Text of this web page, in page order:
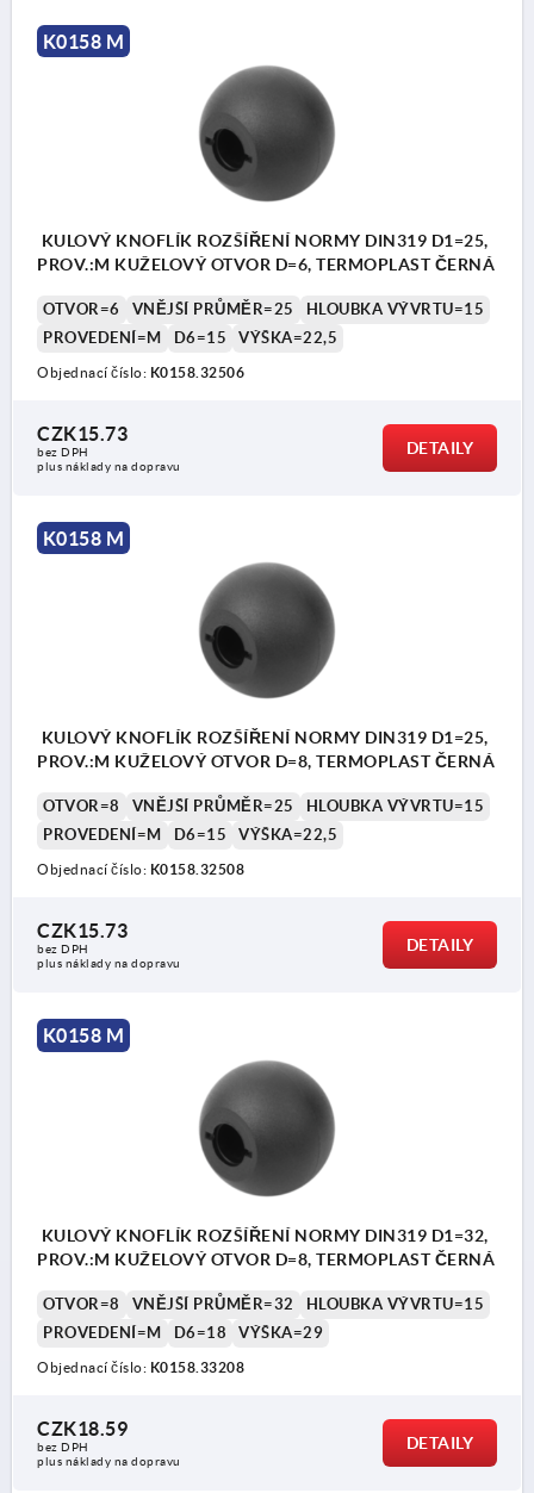
K0158 M
KULOVÝ KNOFLÍK ROZŠÍŘENÍ NORMY DIN319 D1=25,
PROV.:M KUŽELOVÝ OTVOR D=6, TERMOPLAST ČERNÁ
OTVOR=6 VNĚJŠÍ PRŮMĚR=25
HLOUBKA VÝVRTU=15
PROVEDENÍ=M
D6=15 VÝŠKA=22,5
Objednací číslo: K0158.32506
CZK15.73
bez DPH
plus náklady na dopravu
DETAILY
K0158 M
KULOVÝ KNOFLÍK ROZŠÍŘENÍ NORMY DIN319 D1=25,
PROV.:M KUŽELOVÝ OTVOR D=8, TERMOPLAST ČERNÁ
OTVOR=8 VNĚJŠÍ PRŮMĚR=25
HLOUBKA VÝVRTU=15
PROVEDENÍ=M
D6=15 VÝŠKA=22,5
Objednací číslo: K0158.32508
CZK15.73
bez DPH
plus náklady na dopravu
DETAILY
K0158 M
KULOVÝ KNOFLÍK ROZŠÍŘENÍ NORMY DIN319 D1=32,
PROV.:M KUŽELOVÝ OTVOR D=8, TERMOPLAST ČERNÁ
OTVOR=8 VNĚJŠÍ PRŮMĚR=32
HLOUBKA VÝVRTU=15
PROVEDENÍ=M
D6=18 VÝŠKA=29
Objednací číslo: K0158.33208
CZK18.59
bez DPH
plus náklady na dopravu
DETAILY